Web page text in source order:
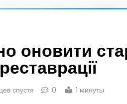
оновити
спустя 0 1 минуты